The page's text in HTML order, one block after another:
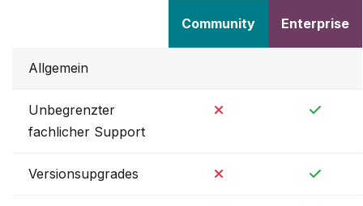
Community Enterprise
Allgemein
Unbegrenzter
fachlicher Support
Versionsupgrades